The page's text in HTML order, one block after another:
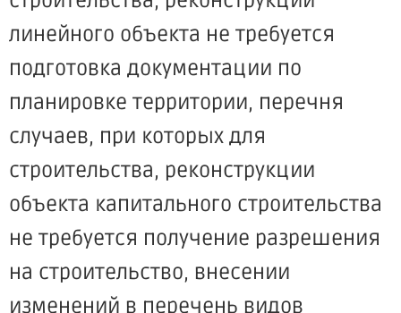
линейного объекта не требуется
подготовка документации по
планировке территории, перечня
случаев, при которых для
строительства, реконструкции
объекта капитального строительства
не требуется получение разрешения
на строительство, внесении
изменений в перечень видов